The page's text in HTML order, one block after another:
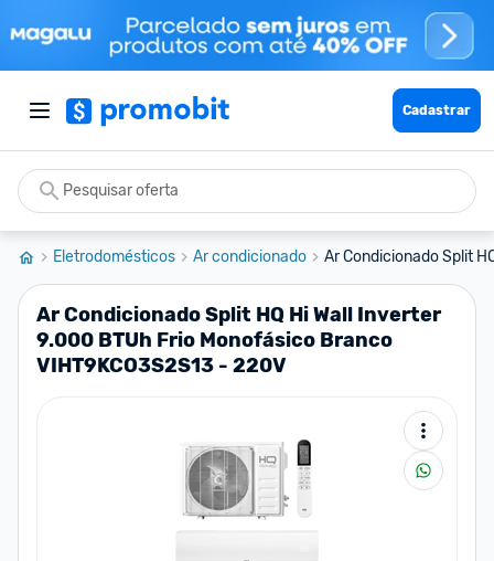
Cadastrar
Eletrodomésticos Ar condicionado Ar Condicionado Split
Ar Condicionado Split HQ Hi Wall Inverter
9.000 BTUh Frio Monofásico Branco
VIHT9KCO3S2S13 - 220V